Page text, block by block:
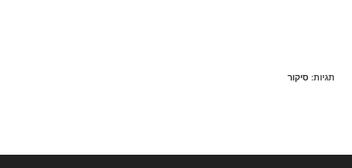
תגיות: סיקור